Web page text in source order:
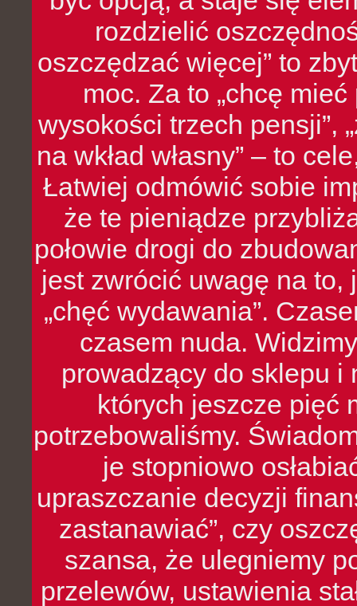
rozdzielić
oszczędzać więcej” to
moc. Za to „chcę
wysokości trzech pensji”,
na wkład własny” – to
Łatwiej odmówić sobie
że te pieniądze
połowie drogi do
jest zwrócić uwagę na to,
„chęć wydawania”.
czasem nuda.
prowadzący do sklepu i
których jeszcze pięć
potrzebowaliśmy.
je stopniowo
upraszczanie decyzji
zastanawiać”, czy
szansa, że ulegniemy
przelewów, ustawienia